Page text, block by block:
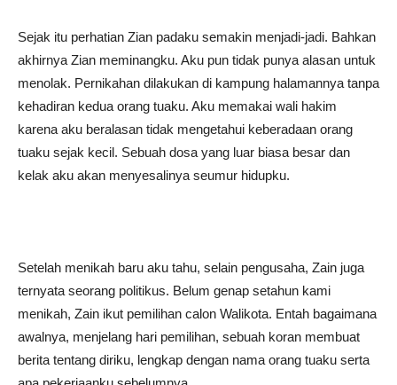
Sejak itu perhatian Zian padaku semakin menjadi-jadi. Bahkan
akhirnya Zian meminangku. Aku pun tidak punya alasan untuk
menolak. Pernikahan dilakukan di kampung halamannya tanpa
kehadiran kedua orang tuaku. Aku memakai wali hakim
karena aku beralasan tidak mengetahui keberadaan orang
tuaku sejak kecil. Sebuah dosa yang luar biasa besar dan
kelak aku akan menyesalinya seumur hidupku.
Setelah menikah baru aku tahu, selain pengusaha, Zain juga
ternyata seorang politikus. Belum genap setahun kami
menikah, Zain ikut pemilihan calon Walikota. Entah bagaimana
awalnya, menjelang hari pemilihan, sebuah koran membuat
berita tentang diriku, lengkap dengan nama orang tuaku serta